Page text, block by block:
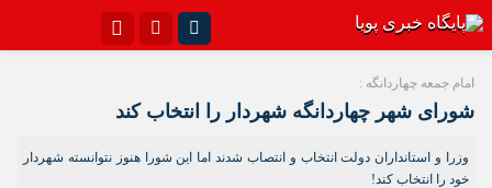
اینستاگرام
سروش ایتا
آپارات اپلیکیشن
امام جمعه چهاردانگه :
شورای شهر چهاردانگه شهردار را انتخاب کند
وزرا و استانداران دولت انتخاب و انتصاب شدند اما این شورا هنوز نتوانسته شهردار
خود را انتخاب کند!